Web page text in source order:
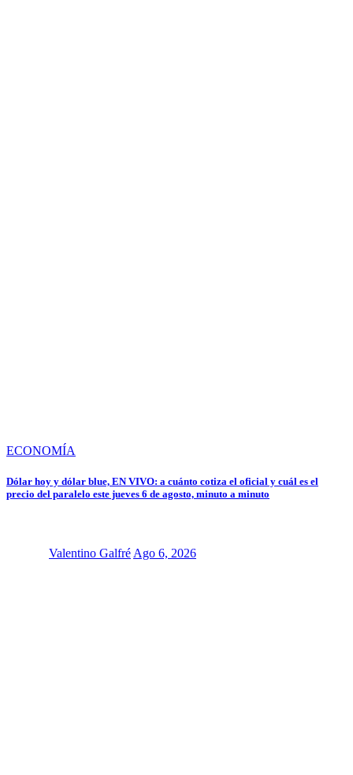
ECONOMÍA
Dólar hoy y dólar blue, EN VIVO: a cuánto cotiza el oficial y cuál es el
precio del paralelo este jueves 6 de agosto, minuto a minuto
Valentino Galfré Ago 6, 2026